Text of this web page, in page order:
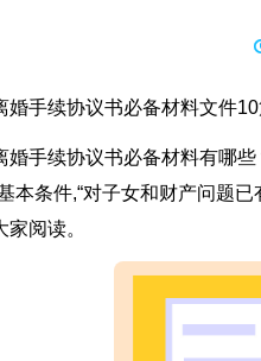
婚手续协议书必备材料文件10
婚手续协议书必备材料有哪
本条件,“对子女和财产问题
阅读。